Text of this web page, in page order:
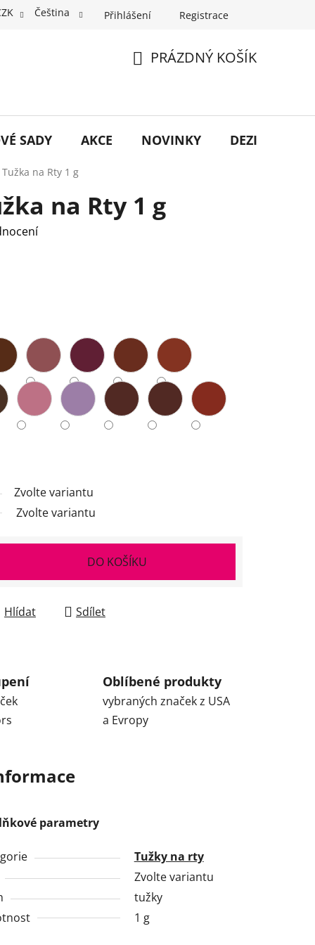
Čeština Přihlášení Registrace
PRÁZDNÝ KOŠÍK
SADY AKCE NOVINKY DEZINFEKCE
na Rty 1 g
na Rty 1 g
Zvolte variantu
Zvolte variantu
DO KOŠÍKU
Hlídat Sdílet
Oblíbené produkty
vybraných značek z USA
a Evropy
parametry
Tužky na rty
Zvolte variantu
tužky
1 g